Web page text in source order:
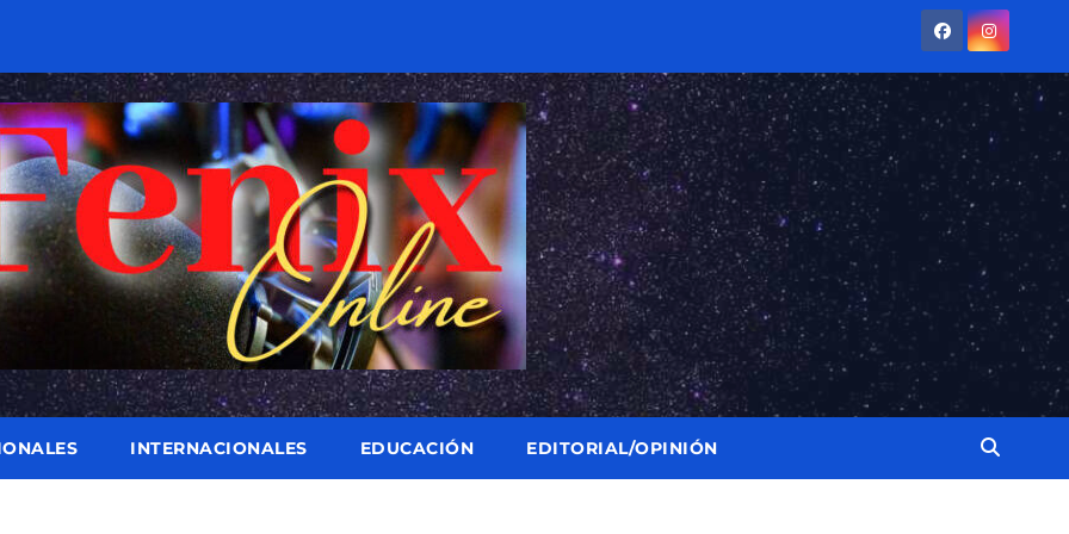
INTERNACIONALES EDUCACIÓN EDITORIAL/OPINIÓN